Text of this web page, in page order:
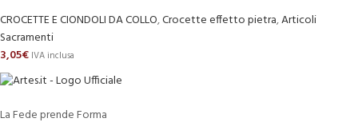
CROCETTE E CIONDOLI DA COLLO,Crocette effetto pietra,Articoli
Sacramenti
3,05€ IVA inclusa
La Fede prende Forma